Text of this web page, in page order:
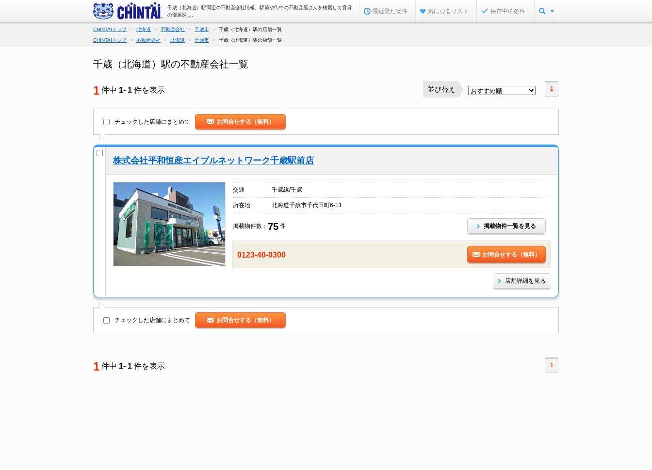
千歳（北海道）駅周辺の不動産会社情報。駅前や街中の不動産屋さんを検索して賃貸
の部屋探し。
最近見た物件 気になるリスト 保存中の条件
CHINTAIトップ 北海道 不動産会社 千歳市
千歳（北海道）駅の店舗一覧
CHINTAIトップ
不動産会社 北海道 千歳市 千歳（北海道）駅の店舗一覧
千歳（北海道）駅の不動産会社一覧
1 件中 1- 1 件を表示 1
並び替え
チェックした店舗にまとめて お問合せする（無料）
株式会社平和恒産エイブルネットワーク千歳駅前店
交通 千歳線/千歳
所在地 北海道千歳市千代田町6-11
掲載物件数： 75 件 掲載物件一覧を見る
0123-40-0300 お問合せする（無料）
店舗詳細を見る
チェックした店舗にまとめて お問合せする（無料）
1 件中 1- 1 件を表示 1